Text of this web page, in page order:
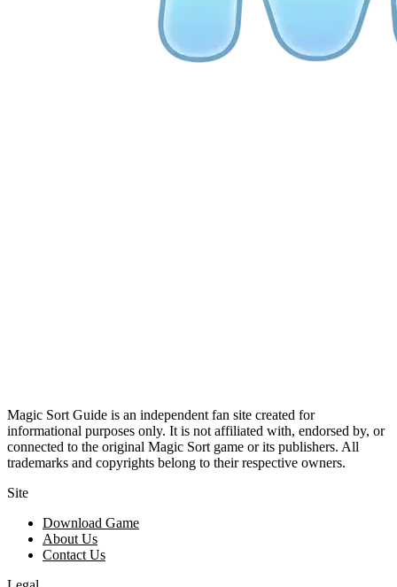
Magic Sort Guide is an independent fan site created for
informational purposes only. It is not affiliated with, endorsed by, or
connected to the original Magic Sort game or its publishers. All
trademarks and copyrights belong to their respective owners.
Site
Download Game
About Us
Contact Us